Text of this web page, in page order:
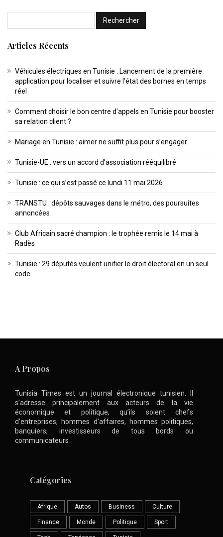
Articles Récents
Véhicules électriques en Tunisie : Lancement de la première
application pour localiser et suivre l’état des bornes en temps
réel
Comment choisir le bon centre d’appels en Tunisie pour booster
sa relation client ?
Mariage en Tunisie : aimer ne suffit plus pour s’engager
Tunisie-UE : vers un accord d’association rééquilibré
Tunisie : ce qui s’est passé ce lundi 11 mai 2026
TRANSTU : dépôts sauvages dans le métro, des poursuites
annoncées
Club Africain sacré champion : le trophée remis le 14 mai à
Radès
Tunisie : 29 députés veulent unifier le droit électoral en un seul
code
A Propos
Tunisia Times est un journal électronique tunisien. Il
s’adresse principalement aux acteurs de la vie
économique et politique, qu’ils soient chefs
d’entreprises, hommes d’affaires, hommes politiques,
banquiers, investisseurs de tous bords ou
communicateurs .
Catégories
Afrique Autos Business Culture
Finance Monde Politique Sport